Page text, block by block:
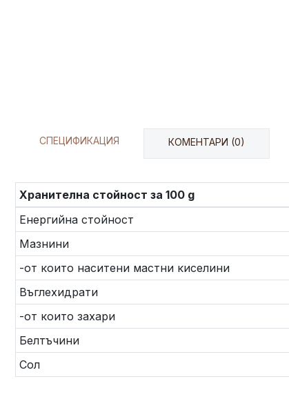
СПЕЦИФИКАЦИЯ КОМЕНТАРИ (0)
Хранителна стойност за 100 g
Енергийна стойност
Мазнини
-от които наситени мастни киселини
Въглехидрати
-от които захари
Белтъчини
Сол